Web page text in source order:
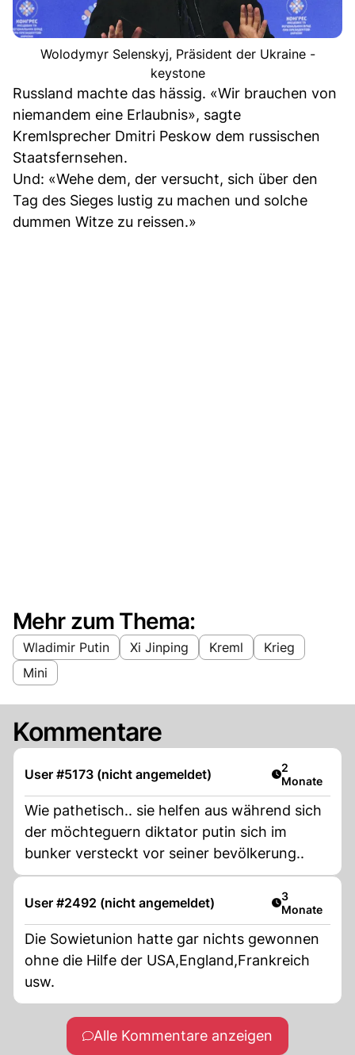
Wolodymyr Selenskyj, Präsident der Ukraine -
keystone
Russland machte das hässig. «Wir brauchen von
niemandem eine Erlaubnis», sagte
Kremlsprecher Dmitri Peskow dem russischen
Staatsfernsehen.
Und: «Wehe dem, der versucht, sich über den
Tag des Sieges lustig zu machen und solche
dummen Witze zu reissen.»
Mehr zum Thema:
Wladimir Putin Xi Jinping Kreml
Krieg
Mini
Kommentare
User #5173 (nicht angemeldet) Artikel
2
Monate
Wie pathetisch.. sie helfen aus während sich
der möchteguern diktator putin sich im
bunker versteckt vor seiner bevölkerung..
User #2492 (nicht angemeldet) Artikel
3
Monate
Die Sowietunion hatte gar nichts gewonnen
ohne die Hilfe der USA,England,Frankreich
usw.
Alle Kommentare anzeigen